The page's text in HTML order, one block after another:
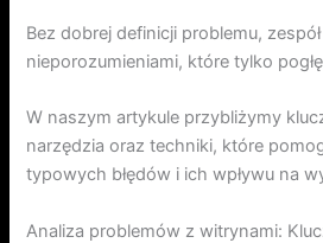
Bez dobrej definicji problemu,
nieporozumieniami, które tylko
W naszym artykule przybliżymy
narzędzia oraz techniki, które
typowych błędów i ich wpływu na
Analiza problemów z witrynami: